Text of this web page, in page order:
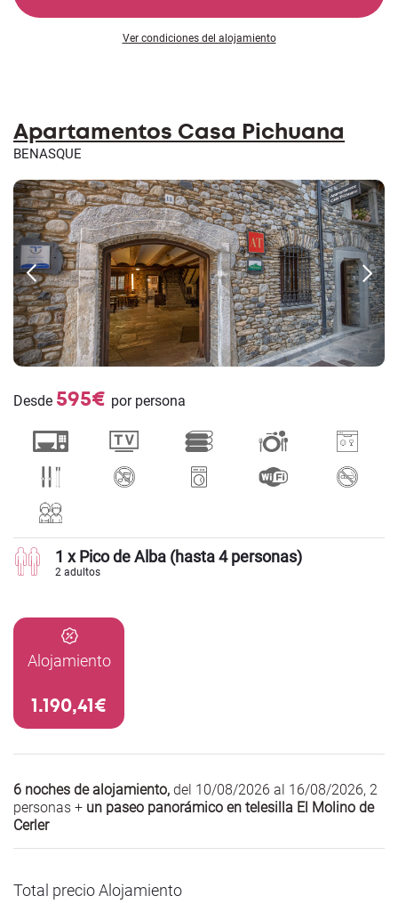
Ver condiciones del alojamiento
Apartamentos Casa Pichuana
BENASQUE
Desde 595€ por persona
6 noches de alojamiento, del 10/08/2026 al 16/08/2026, 2
personas + un paseo panorámico en telesilla El Molino de
Cerler
1 x Pico de Alba (hasta 4 personas)
2 adultos
Alojamiento
1.190,41€
Total precio Alojamiento